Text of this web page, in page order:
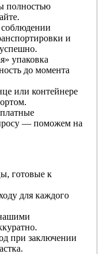
полностью
и
упаковка
до момента
или контейнере
— поможем на
готовые к
для каждого
при заключении